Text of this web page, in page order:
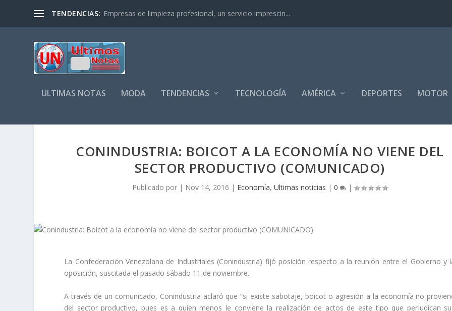
TENDENCIAS: Empresas de limpieza profesional, un servicio imprescin...
ULTIMAS NOTAS MODA TENDENCIAS TECNOLOGÍA AMÉRICA DEPORTES MOTOR
CONINDUSTRIA: BOICOT A LA ECONOMÍA NO VIENE DEL
SECTOR PRODUCTIVO (COMUNICADO)
Publicado por | Nov 14, 2016 | Economía, Ultimas noticias | 0 |
La Confederación Venezolana de Industriales (Conindustria) fijó posición respecto a la reunión entre el Gobierno y
oposición, suscitada el pasado sábado 11 de noviembre.
A través de un comunicado, Conindustria aclaró que “si existe sabotaje, boicot o agresión a la economía no
del sector productivo, pues es a quien menos le conviene la realización de actos de este tipo que perjudican